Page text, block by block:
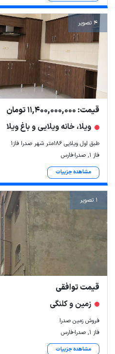
4 تصویر
قیمت: 11,400,000,000 تومان
ویلا، خانه ویلایی و باغ ویلا
طبق اول ویلایی ۱۸۶متر شهر صدرا فاز۱
فاز ۱, صدرا-فارس
مشاهده جزییات
1 تصویر
قیمت توافقی
زمین و کلنگی
فروش زمین صدرا
فاز ۱, صدرا-فارس
مشاهده جزییات